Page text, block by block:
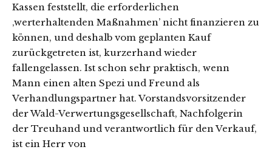
Kassen feststellt, die erforderlichen
‚werterhaltenden Maßnahmen’ nicht finanzieren zu
können, und deshalb vom geplanten Kauf
zurückgetreten ist, kurzerhand wieder
fallengelassen. Ist schon sehr praktisch, wenn
Mann einen alten Spezi und Freund als
Verhandlungspartner hat. Vorstandsvorsitzender
der Wald-Verwertungsgesellschaft, Nachfolgerin
der Treuhand und verantwortlich für den Verkauf,
ist ein Herr von